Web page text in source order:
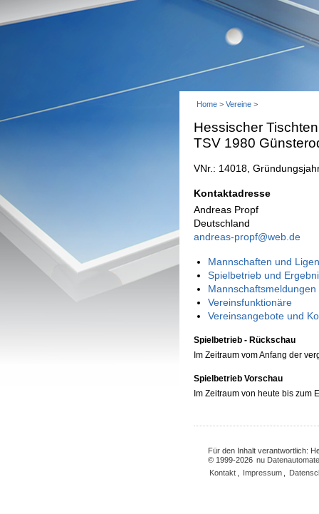
Home > Vereine >
Hessischer
TSV 1980
VNr.: 14018,
Kontaktadresse
Andreas Propf
Deutschland
andreas-propf@web.de
Mannschaften und
Spielbetrieb und
Vereinsfunktionäre
Vereinsangebote und
Spielbetrieb - Rückschau
Im Zeitraum vom Anfang der
Spielbetrieb Vorschau
Im Zeitraum von heute bis zum
Für den Inhalt verantwortlich:
© 1999-2026 nu
Kontakt
Impressum